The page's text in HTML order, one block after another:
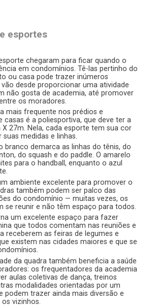
esportes
chegaram para ficar quando o
em condomínios. Tê-las pertinho do
ou casa pode trazer inúmeros
desde proporcionar uma atividade
não gosta de academia, até promover
os moradores.
mais frequente nos prédios e
casas é a poliesportiva, que deve ter a
X 27m. Nela, cada esporte tem sua cor
medidas e linhas.
branco demarca as linhas do tênis, do
do squash e do paddle. O amarelo
para o handball, enquanto o azul
ambiente excelente para promover o
também podem ser palco das
do condomínio — muitas vezes, os
se reunir e não têm espaço para todos.
um excelente espaço para fazer
que todos comentam nas reuniões e
receberem as feiras de legumes e
existem nas cidades maiores e que se
da quadra também beneficia a saúde
os frequentadores da academia
aulas coletivas de dança, treinos
modalidades orientadas por um
podem trazer ainda mais diversão e
vizinhos.